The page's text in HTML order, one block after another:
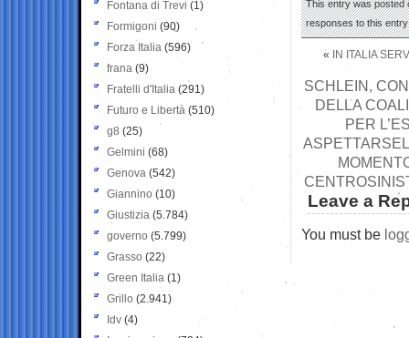
This entry was posted
responses to this
« IN ITALIA
SCHLEIN,
DELLA
PER
Leave a
You must be
Fontana di Trevi (1)
Formigoni (90)
Forza Italia (596)
frana (9)
Fratelli d'Italia (291)
Futuro e Libertà (510)
g8 (25)
Gelmini (68)
Genova (542)
Giannino (10)
Giustizia (5.784)
governo (5.799)
Grasso (22)
Green Italia (1)
Grillo (2.941)
Idv (4)